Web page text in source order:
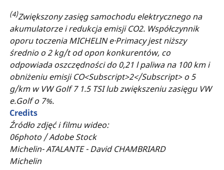
(4)Zwiększony zasięg samochodu elektrycznego na
akumulatorze i redukcja emisji CO2. Współczynnik
oporu toczenia MICHELIN e·Primacy jest niższy
średnio o 2 kg/t od opon konkurentów, co
odpowiada oszczędności do 0,21 l paliwa na 100 km i
obniżeniu emisji CO<Subscript>2</Subscript> o 5
g/km w VW Golf 7 1.5 TSI lub zwiększeniu zasięgu VW
e.Golf o 7%.
Credits
Źródło zdjęć i filmu wideo:
06photo / Adobe Stock
Michelin- ATALANTE - David CHAMBRIARD
Michelin